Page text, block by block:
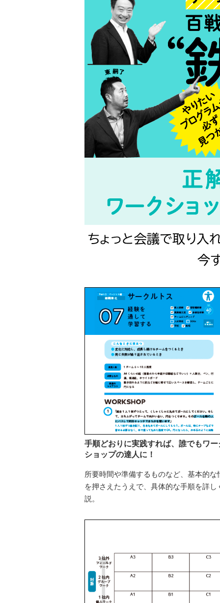
手順どおりに実践すれば、誰でもワー
ショップの達人に！
所要時間や準備するものなど、基本的な
を押さえたうえで、具体的な手順を詳し
説。